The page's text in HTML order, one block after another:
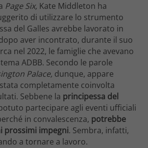
Page Six, Kate Middleton ha
di utilizzare lo strumento
del Galles avrebbe lavorato in
aver incontrato, durante il suo
nel 2022, le famiglie che avevano
ADBB. Secondo le parole
Palace, dunque, appare
completamente coinvolta
Sebbene la principessa del
partecipare agli eventi ufficiali
in convalescenza, potrebbe
prossimi impegni. Sembra, infatti,
a tornare a lavoro.